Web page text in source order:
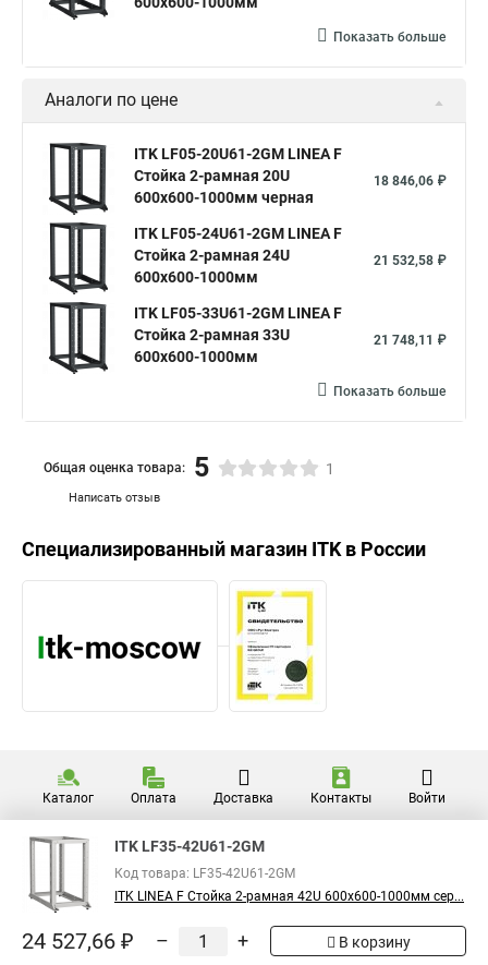
Показать больше
Аналоги по цене
ITK LF05-20U61-2GM LINEA F
Стойка 2-рамная 20U
600х600-1000мм черная
18 846,06 ₽
ITK LF05-24U61-2GM LINEA F
Стойка 2-рамная 24U
600х600-1000мм
21 532,58 ₽
ITK LF05-33U61-2GM LINEA F
Стойка 2-рамная 33U
600х600-1000мм
21 748,11 ₽
Показать больше
Написать отзыв
Общая оценка товара: 5 1
Специализированный магазин ITKв России
Каталог Оплата Доставка Контакты Войти
ITK LF35-42U61-2GM
Код товара: LF35-42U61-2GM
ITK LINEA F Стойка 2-рамная 42U 600х600-1000мм сер...
24 527,66 ₽ – + В корзину